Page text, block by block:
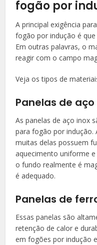
fogão por
A principal exigência
fogão por indução é
Em outras palavras, o
reagir com o campo
Veja os tipos de
Panelas de aço
As panelas de aço inox
para fogão por indução.
muitas delas possuem
aquecimento uniforme
o fundo realmente é
é adequado.
Panelas de
Essas panelas são
retenção de calor e
em fogões por indução